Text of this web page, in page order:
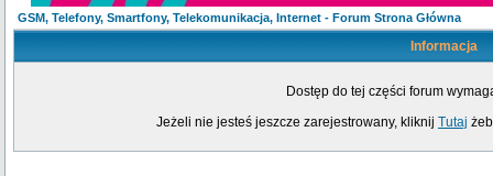
GSM, Telefony, Smartfony, Telekomunikacja, Internet - Forum Strona Główna
Informacja
Dostęp do tej części forum
Jeżeli nie jesteś jeszcze zarejestrowany, kliknij Tutaj